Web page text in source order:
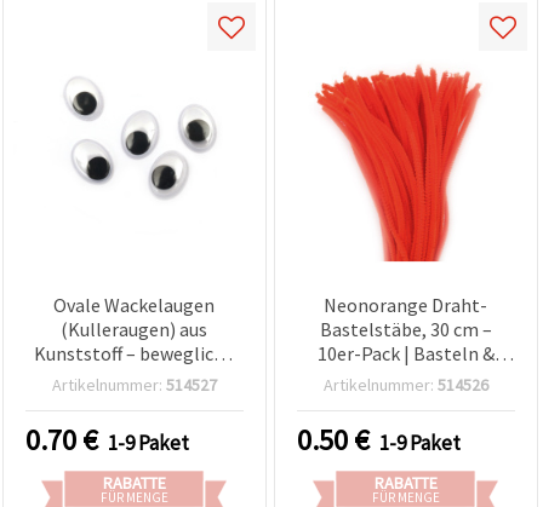
Ovale Wackelaugen
(Kulleraugen) aus
Kunststoff – bewegliche
Augen für Spielzeug,
Plüschtiere & DIY-
Projekte, 14 x 19 mm,
Weiß/Schwarz, 20 Stück
Artikelnummer: 514527
0.70€ 1-9 Paket
RABATTE
FÜR MENGE
Neonorange Draht-
Bastelstäbe, 30 cm –
10er-Pack | Basteln &
Dekoration
Artikelnummer: 514526
0.50€ 1-9 Paket
RABATTE
FÜR MENGE